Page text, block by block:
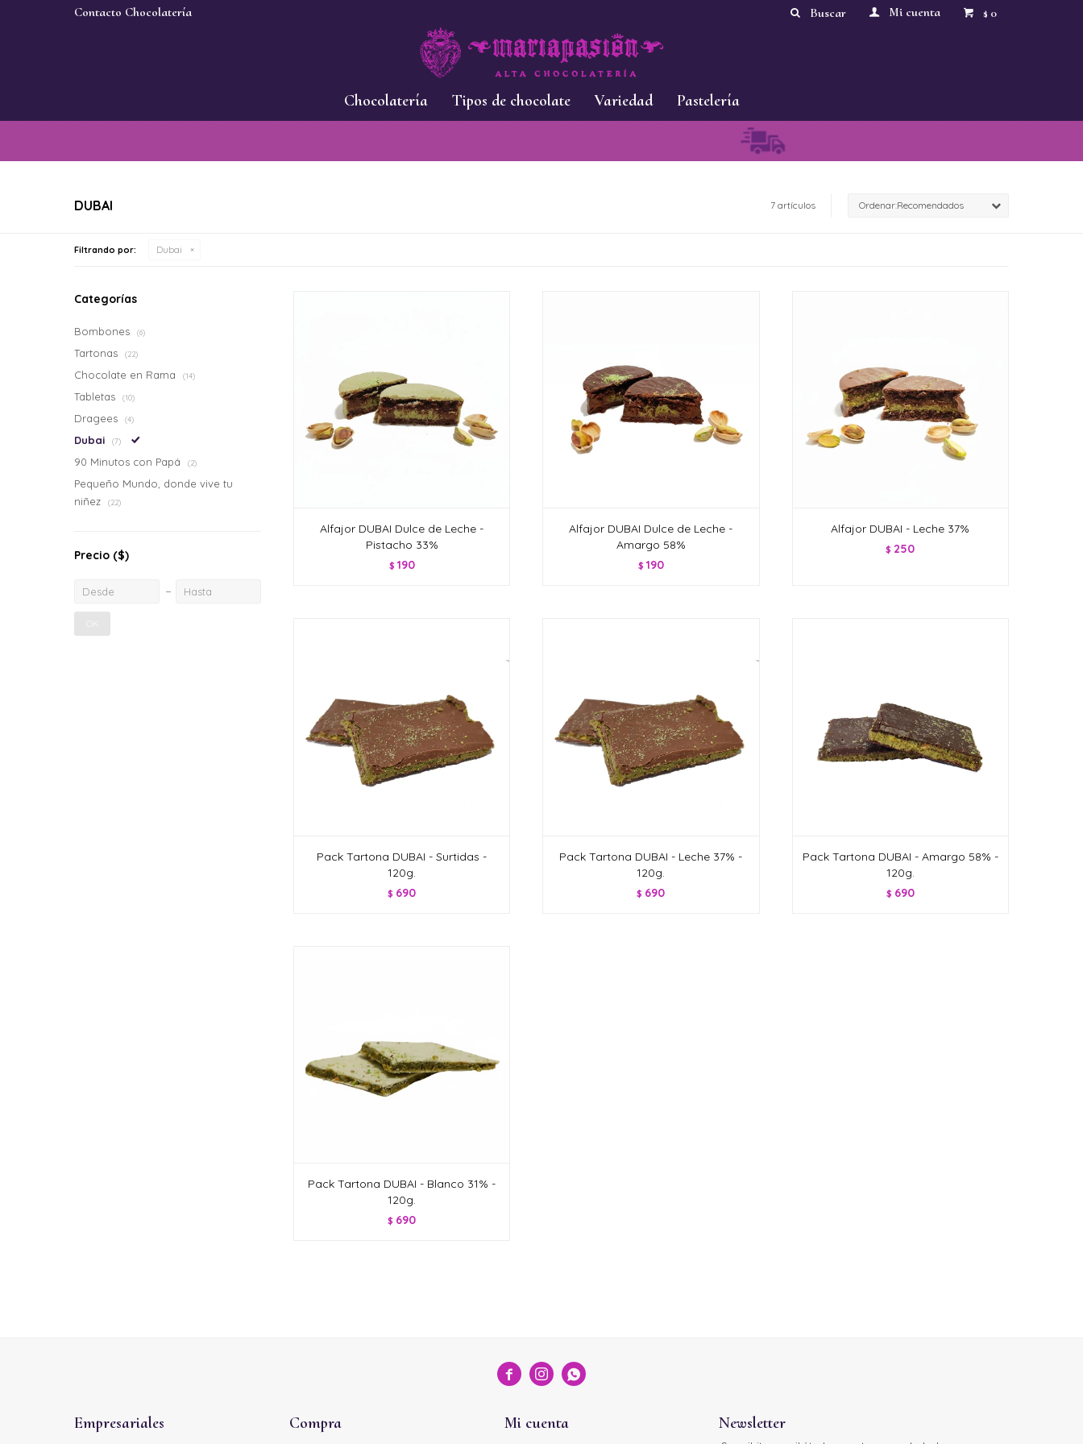
Chocolatería Tipos de chocolate Variedad Pastelería
$ 0
Contacto Chocolatería
DUBAI 7 artículos Recomendados
Filtrando por: Dubai
Alfajor DUBAI Dulce de Leche -
Pistacho 33%
$ 190
Alfajor DUBAI Dulce de Leche -
Amargo 58%
$ 190
Alfajor DUBAI - Leche 37%
$ 250
Pack Tartona DUBAI - Surtidas -
120g.
$ 690
Pack Tartona DUBAI - Leche 37% -
120g.
$ 690
Pack Tartona DUBAI - Amargo 58% -
120g.
$ 690
Pack Tartona DUBAI - Blanco 31% -
120g.
$ 690
Categorías
Bombones (6)
Tartonas (22)
Chocolate en Rama (14)
Tabletas (10)
Dragees (4)
Dubai (7)
90 Minutos con Papá (2)
Pequeño Mundo, donde vive tu
niñez
(22)
Precio ($)
  
Empresariales Compra Mi cuenta Newsletter